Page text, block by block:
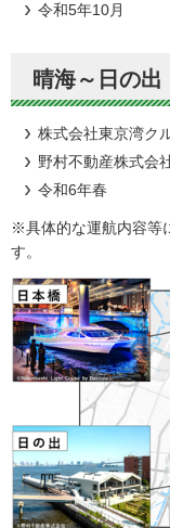
令和5年10月
晴海～日の出
株式会社東京湾ク
野村不動産株式会
令和6年春
※具体的な運航内容等
す。